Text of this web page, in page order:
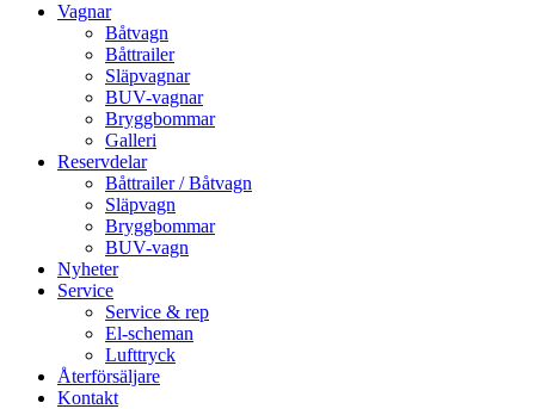
Vagnar
Båtvagn
Båttrailer
Släpvagnar
BUV-vagnar
Bryggbommar
Galleri
Reservdelar
Båttrailer / Båtvagn
Släpvagn
Bryggbommar
BUV-vagn
Nyheter
Service
Service & rep
El-scheman
Lufttryck
Återförsäljare
Kontakt